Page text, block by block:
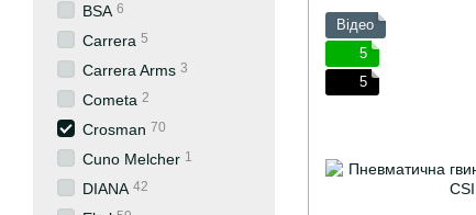
Відео
5
5
BSA 6
Carrera 5
Carrera Arms 3
Cometa 2
Crosman 70
Cuno Melcher 1
DIANA 42